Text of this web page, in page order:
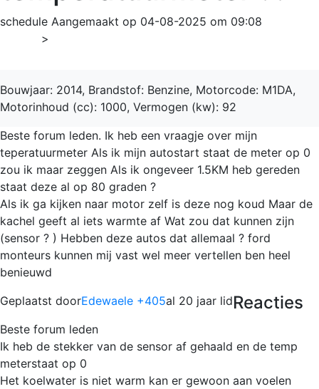
schedule Aangemaakt op 04-08-2025 om 09:08
>
Bouwjaar: 2014, Brandstof: Benzine, Motorcode: M1DA,
Motorinhoud (cc): 1000, Vermogen (kw): 92
Beste forum leden. Ik heb een vraagje over mijn
teperatuurmeter Als ik mijn autostart staat de meter op 0
zou ik maar zeggen Als ik ongeveer 1.5KM heb gereden
staat deze al op 80 graden ?
Als ik ga kijken naar motor zelf is deze nog koud Maar de
kachel geeft al iets warmte af Wat zou dat kunnen zijn
(sensor ? ) Hebben deze autos dat allemaal ? ford
monteurs kunnen mij vast wel meer vertellen ben heel
benieuwd
Geplaatst doorEdewaele +405al 20 jaar lidReacties
Beste forum leden
Ik heb de stekker van de sensor af gehaald en de temp
meterstaat op 0
Het koelwater is niet warm kan er gewoon aan voelen